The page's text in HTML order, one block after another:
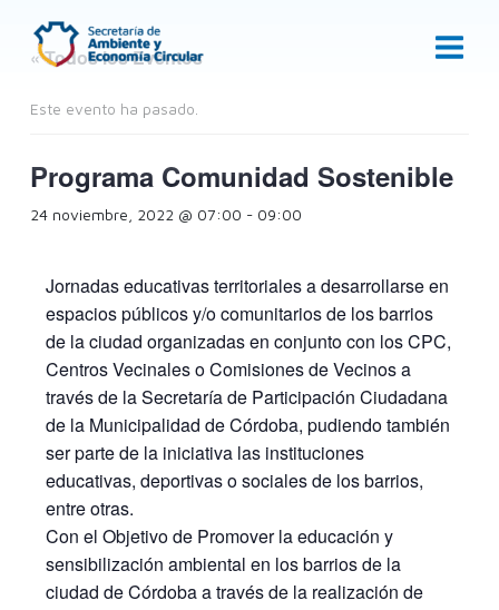
contenido
« Todos los Eventos
Este evento ha pasado.
Programa Comunidad Sostenible
24 noviembre, 2022 @ 07:00 - 09:00
Jornadas educativas territoriales a desarrollarse en
espacios públicos y/o comunitarios de los barrios
de la ciudad organizadas en conjunto con los CPC,
Centros Vecinales o Comisiones de Vecinos a
través de la Secretaría de Participación Ciudadana
de la Municipalidad de Córdoba, pudiendo también
ser parte de la iniciativa las instituciones
educativas, deportivas o sociales de los barrios,
entre otras.
Con el Objetivo de Promover la educación y
sensibilización ambiental en los barrios de la
ciudad de Córdoba a través de la realización de